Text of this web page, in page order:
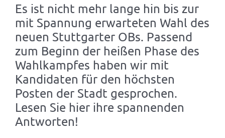
Es ist nicht mehr lange hin bis zur
mit Spannung erwarteten Wahl des
neuen Stuttgarter OBs. Passend
zum Beginn der heißen Phase des
Wahlkampfes haben wir mit
Kandidaten für den höchsten
Posten der Stadt gesprochen.
Lesen Sie hier ihre spannenden
Antworten!